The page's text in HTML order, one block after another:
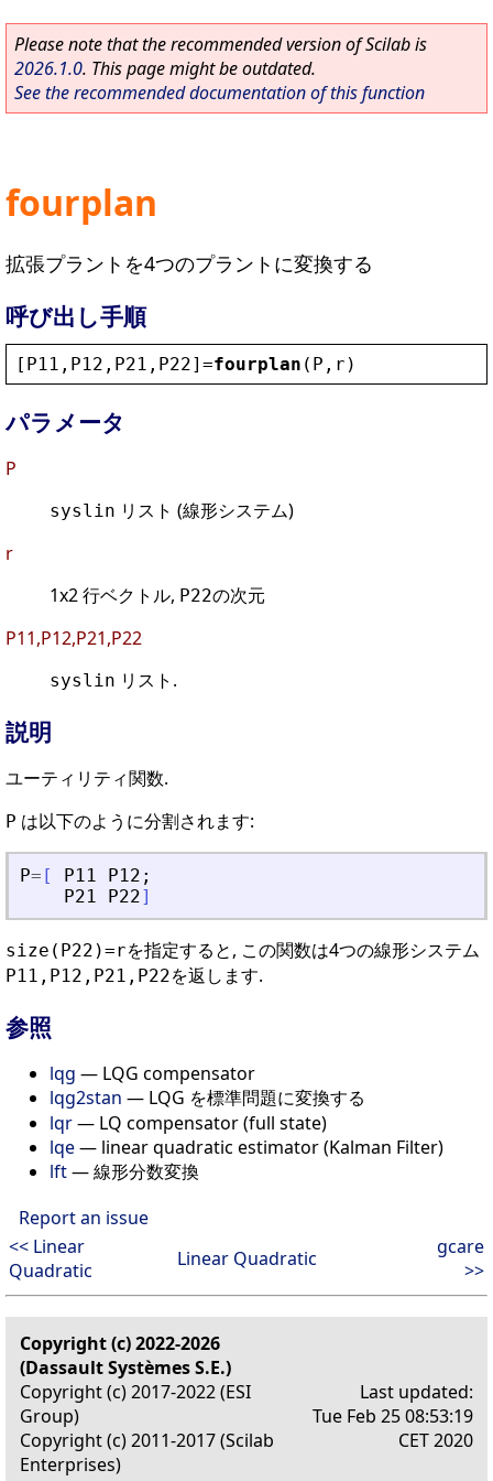
Please note that the recommended version of Scilab is
2026.1.0. This page might be outdated.
See the recommended documentation of this function
fourplan
拡張プラントを4つのプラントに変換する
呼び出し手順
[ P11 , P12 , P21 , P22]=fourplan ( P , r )
パラメータ
P
syslin リスト (線形システム)
r
1x2 行ベクトル, P22の次元
P11,P12,P21,P22
syslin リスト.
説明
ユーティリティ関数.
P は以下のように分割されます:
P= [ P11 P12 ;
P21
P22]
size(P22)=rを指定すると, この関数は4つの線形システム
P11,P12,P21,P22を返します.
参照
lqg — LQG compensator
lqg2stan — LQG を標準問題に変換する
lqr— LQ compensator (full state)
lqe— linear quadratic estimator (Kalman Filter)
lft— 線形分数変換
Report an issue
<< Linear
Quadratic
Linear Quadratic
gcare
>>
Copyright (c) 2022-2026
(Dassault Systèmes S.E.)
Copyright (c) 2017-2022 (ESI
Group)
Copyright (c) 2011-2017 (Scilab
Enterprises)
Last updated:
Tue Feb 25 08:53:19
CET 2020